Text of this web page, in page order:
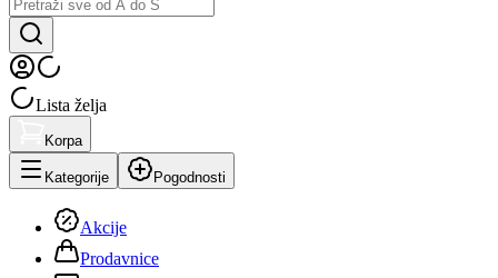
Lista želja
Korpa
Kategorije Pogodnosti
Akcije
Prodavnice